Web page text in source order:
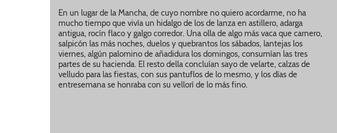
En un lugar de la Mancha, de cuyo nombre no quiero acordarme, no ha
mucho tiempo que vivía un hidalgo de los de lanza en astillero, adarga
antigua, rocín flaco y galgo corredor. Una olla de algo más vaca que carnero,
salpicón las más noches, duelos y quebrantos los sábados, lantejas los
viernes, algún palomino de añadidura los domingos, consumían las tres
partes de su hacienda. El resto della concluían sayo de velarte, calzas de
velludo para las fiestas, con sus pantuflos de lo mesmo, y los días de
entresemana se honraba con su vellorí de lo más fino.